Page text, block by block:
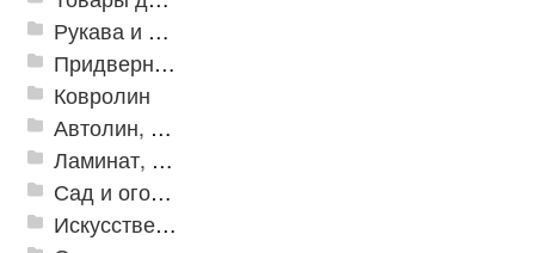
Рукава и шланги промышленные
Придверные решетки
Ковролин
Автолин, Транслин, Линолеум
Ламинат, Кварцвиниловая плитка SPC
Сад и огород
Искусственная трава